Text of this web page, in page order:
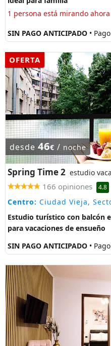
1 persona está mirando ahora
SIN PAGO ANTICIPADO •
OFERTA
desde 46€ / noche
Spring Time 2 estudio
166 opiniones 4.8
Centro: Ciudad Vieja,
Estudio turístico con balcón
para vacaciones de ensueño
SIN PAGO ANTICIPADO •